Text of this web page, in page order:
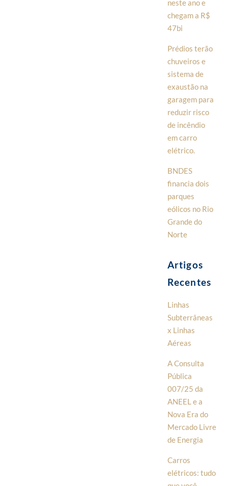
neste ano e
chegam a R$
47bi
Prédios terão
chuveiros e
sistema de
exaustão na
garagem para
reduzir risco
de incêndio
em carro
elétrico.
BNDES
financia dois
parques
eólicos no Rio
Grande do
Norte
Artigos
Recentes
Linhas
Subterrâneas
x Linhas
Aéreas
A Consulta
Pública
007/25 da
ANEEL e a
Nova Era do
Mercado Livre
de Energia
Carros
elétricos: tudo